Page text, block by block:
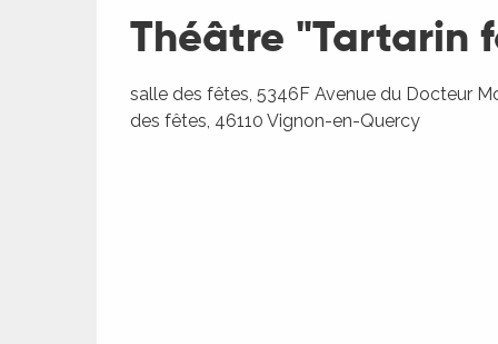
Théâtre "Tartarin
salle des fêtes, 5346F Avenue du Docteur
des fêtes, 46110 Vignon-en-Quercy